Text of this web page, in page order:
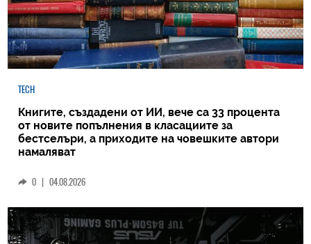
TECH
Книгите, създадени от ИИ, вече са 33 процента
от новите попълнения в класациите за
бестселъри, а приходите на човешките автори
намаляват
0 | 04.08.2026